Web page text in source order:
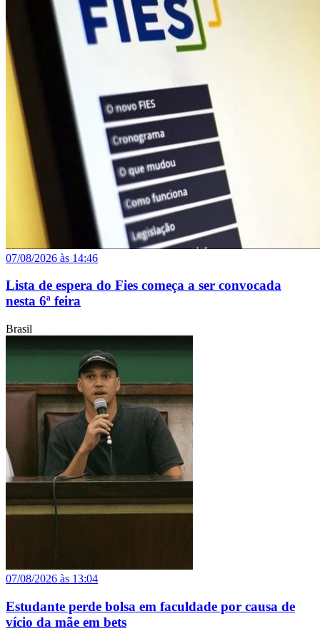
07/08/2026 às 14:46
Lista de espera do Fies começa a ser convocada
nesta 6ª feira
Brasil
07/08/2026 às 13:04
Estudante perde bolsa em faculdade por causa de
vício da mãe em bets